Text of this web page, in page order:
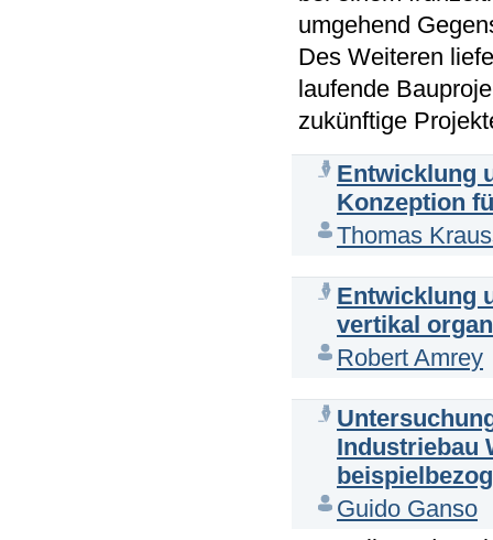
umgehend
Des Weiteren
laufende
zukünftige
Entwicklung
Konzeption
Thomas
Entwicklung
vertikal
Robert Amrey
Industriebau
Guido Ganso